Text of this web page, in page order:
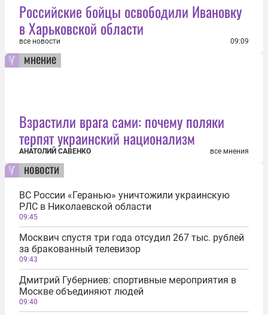
Российские бойцы освободили Ивановку
в Харьковской области
все новости 09:09
мнение
Взрастили врага сами: почему поляки
терпят украинский национализм
АНАТОЛИЙ САВЕНКО все мнения
новости
ВС России «Геранью» уничтожили украинскую
РЛС в Николаевской области
09:45
Москвич спустя три года отсудил 267 тыс. рублей
за бракованный телевизор
09:43
Дмитрий Губерниев: спортивные мероприятия в
Москве объединяют людей
09:40